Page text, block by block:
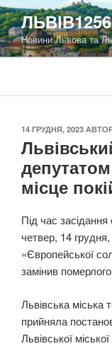
Перейти
до
вмісту
ЛЬВІВ1256
Новини Львова та
ОПУБЛІКОВАНО
14 ГРУДНЯ, 2023
місце
Під час засідання
четвер, 14
«Європейської
замінив
Львівська міська
прийняла
Львівської